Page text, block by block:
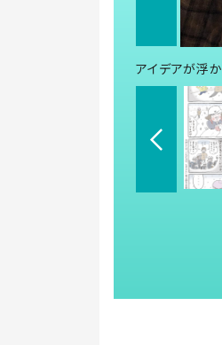
アイデアが浮